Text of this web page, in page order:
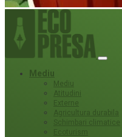
Mediu
Mediu
Atitudini
Externe
Agricultura durabila
Schimbari climatice
Ecoturism